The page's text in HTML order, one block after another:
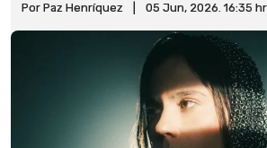
Por Paz Henríquez 05 Jun, 2026. 16:35